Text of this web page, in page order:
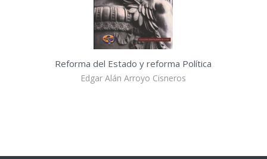
Reforma del Estado y reforma Política
Edgar Alán Arroyo Cisneros